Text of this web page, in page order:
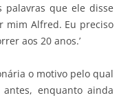
palavras que ele disse
mim Alfred. Eu preciso
aos 20 anos.’
o motivo pelo qual
enquanto ainda